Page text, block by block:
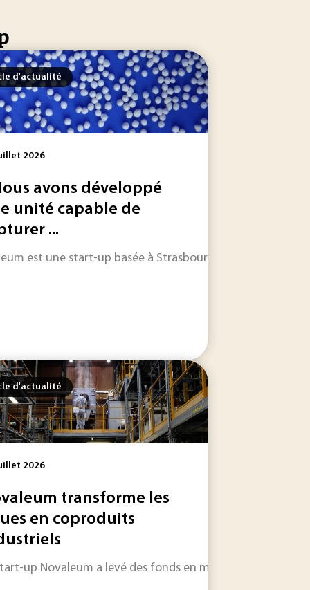
avec Techniques de l’Ingénieur a rendu son verdict,
les informations qui feront l'actualité industrielle dans
d'actualité
2026
avons développé
unité capable de
...
est une start-up basée à Strasbourg, fondée en 2023
de calcul et des usages en intelligence artificielle...
les informations qui feront l'actualité industrielle dans
d'actualité
2026
transforme les
en coproduits
up Novaleum a levé des fonds en mars dernier pour